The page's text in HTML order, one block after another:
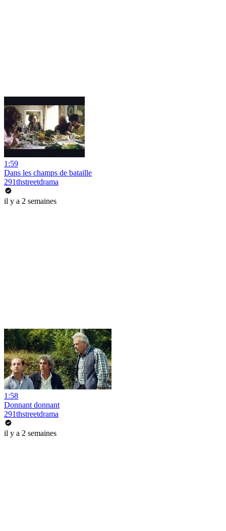
1:59
Dans les champs de bataille
291thstreetdrama
il y a 2 semaines
1:58
Donnant donnant
291thstreetdrama
il y a 2 semaines